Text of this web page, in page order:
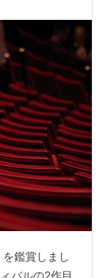
鑑賞しまし
バルの2作目